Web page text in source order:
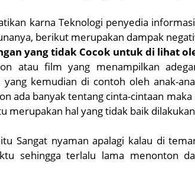
karna Teknologi penyedia
berikut merupakan dampak
yang tidak Cocok untuk di lihat
atau film yang menampilkan
yang kemudian di contoh oleh anak-
ada banyak tentang cinta-cintaan maka
merupakan hal yang tidak baik
Sangat nyaman apalagi kalau di
sehingga terlalu lama menonton